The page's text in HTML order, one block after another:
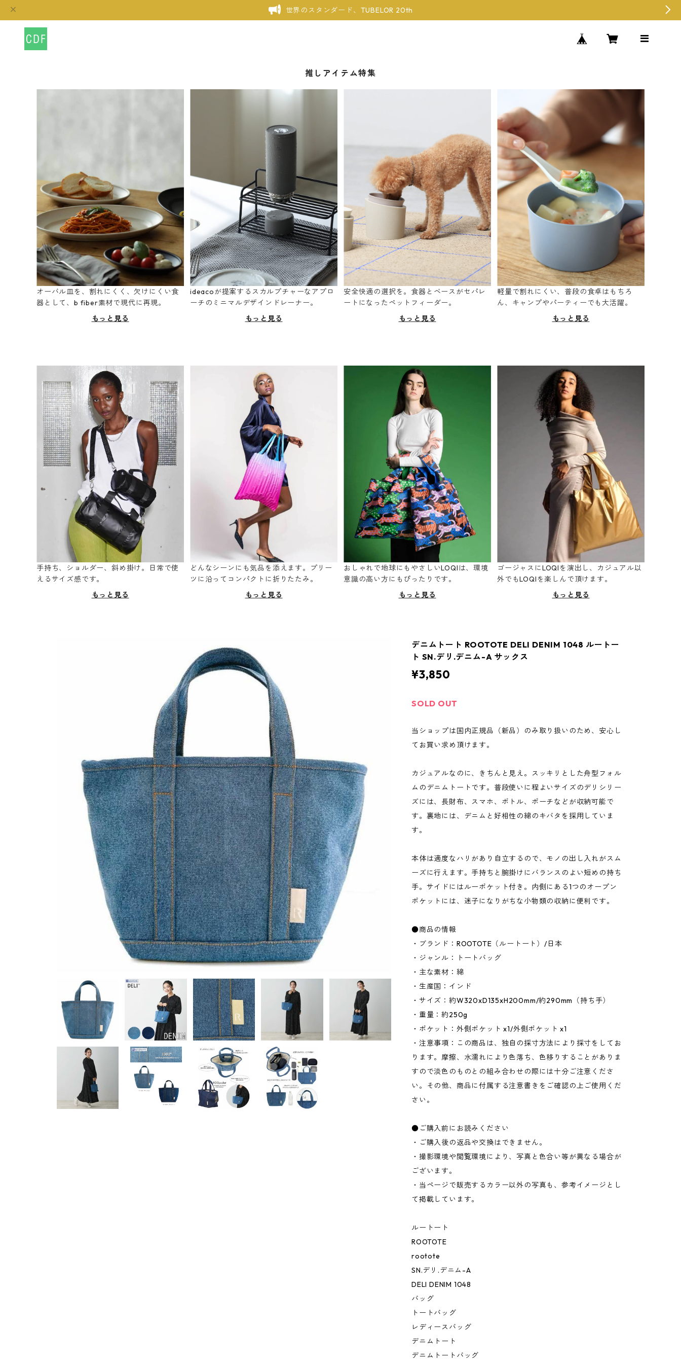
世界のスタンダード、TUBELOR 20th
推しアイテム特集
オーバル皿を、割れにくく、欠けにくい食
器として、b fiber素材で現代に再現。
もっと見る
ideacoが提案するスカルプチャーなアプロ
ーチのミニマルデザインドレーナー。
もっと見る
安全快適の選択を。食器とベースがセパレ
ートになったペットフィーダー。
もっと見る
軽量で割れにくい、普段の食卓はもちろ
ん、キャンプやパーティーでも大活躍。
もっと見る
手持ち、ショルダー、斜め掛け。日常で使
えるサイズ感です。
もっと見る
どんなシーンにも気品を添えます。プリー
ツに沿ってコンパクトに折りたたみ。
もっと見る
おしゃれで地球にもやさしいLOQIは、環境
意識の高い方にもぴったりです。
もっと見る
ゴージャスにLOQIを演出し、カジュアル以
外でもLOQIを楽しんで頂けます。
もっと見る
デニムトート ROOTOTE DELI DENIM 1048 ルートー
ト SN.デリ.デニム-A サックス
¥3,850
SOLD OUT
当ショップは国内正規品（新品）のみ取り扱いのため、安心し
てお買い求め頂けます。
カジュアルなのに、きちんと見え。スッキリとした舟型フォル
ムのデニムトートです。普段使いに程よいサイズのデリシリー
ズには、長財布、スマホ、ボトル、ポーチなどが収納可能で
す。裏地には、デニムと好相性の綿のキバタを採用していま
す。
本体は適度なハリがあり自立するので、モノの出し入れがスム
ーズに行えます。手持ちと腕掛けにバランスのよい短めの持ち
手。サイドにはルーポケット付き。内側にある1つのオープン
ポケットには、迷子になりがちな小物類の収納に便利です。
●商品の情報
・ブランド：ROOTOTE（ルートート）/日本
・ジャンル：トートバッグ
・主な素材：綿
・生産国：インド
・サイズ：約W320xD135xH200mm/約290mm（持ち手）
・重量：約250g
・ポケット：外側ポケット x1/外側ポケット x1
・注意事項：この商品は、独自の採寸方法により採寸をしてお
ります。摩擦、水濡れにより色落ち、色移りすることがありま
すので淡色のものとの組み合わせの際には十分ご注意くださ
い。その他、商品に付属する注意書きをご確認の上ご使用くだ
さい。
●ご購入前にお読みください
・ご購入後の返品や交換はできません。
・撮影環境や閲覧環境により、写真と色合い等が異なる場合が
ございます。
・当ページで販売するカラー以外の写真も、参考イメージとし
て掲載しています。
ルートート
ROOTOTE
rootote
SN.デリ.デニム-A
DELI DENIM 1048
バッグ
トートバッグ
レディースバッグ
デニムトート
デニムトートバッグ